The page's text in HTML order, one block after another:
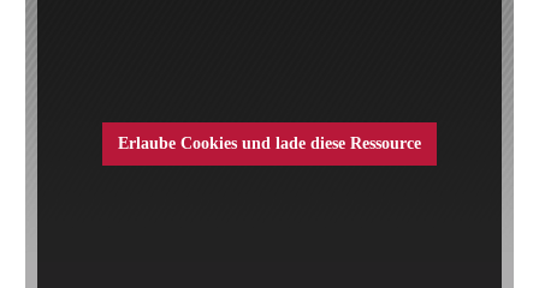
Erlaube Cookies und lade diese Ressource